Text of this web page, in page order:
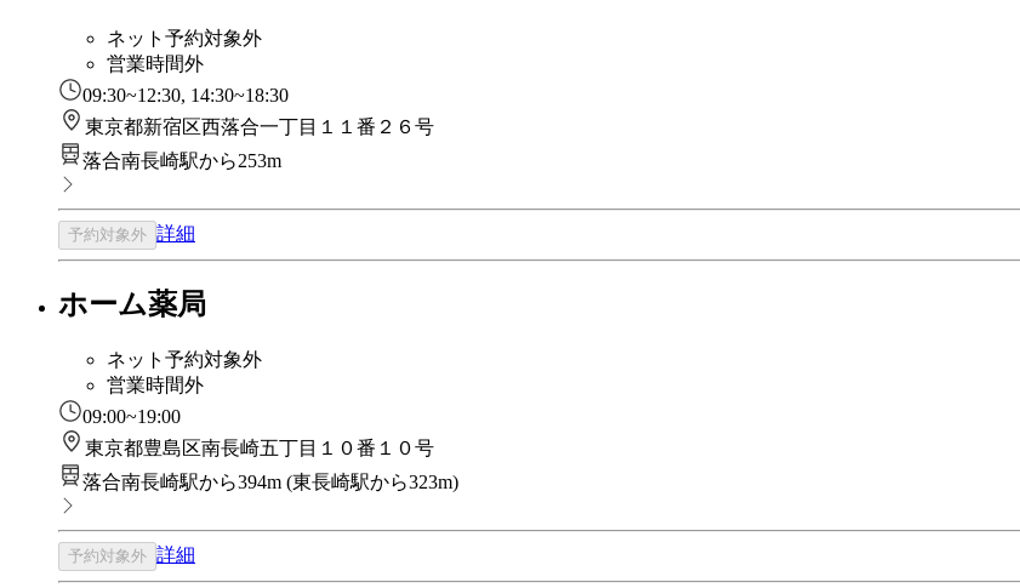
ネット予約対象外
営業時間外
09:30~12:30, 14:30~18:30
東京都新宿区西落合一丁目１１番２６号
落合南長崎駅から253m
予約対象外 詳細
ホーム薬局
ネット予約対象外
営業時間外
09:00~19:00
東京都豊島区南長崎五丁目１０番１０号
落合南長崎駅から394m (東長崎駅から323m)
予約対象外 詳細